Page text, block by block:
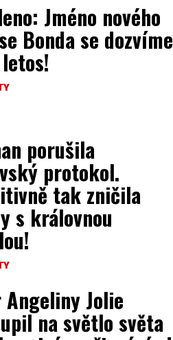
Jméno nového
Bonda se dozvíme
porušila
protokol.
tak zničila
s královnou
Jolie
na světlo světa